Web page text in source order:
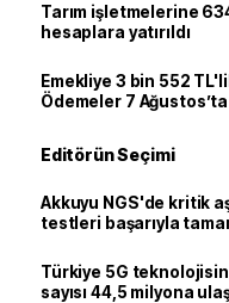
Tarım işletmelerine
hesaplara yatırıldı
Emekliye 3 bin 552
Ödemeler 7 Ağustos’ta
Editörün Seçimi
Akkuyu NGS'de kritik
testleri başarıyla
Türkiye 5G
sayısı 44,5 milyona